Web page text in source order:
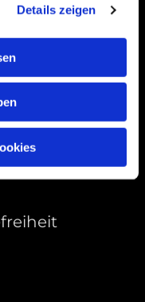
Details zeigen
Cookies,